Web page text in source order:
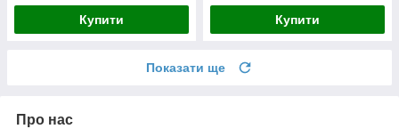
Купити Купити
Показати ще
Про нас